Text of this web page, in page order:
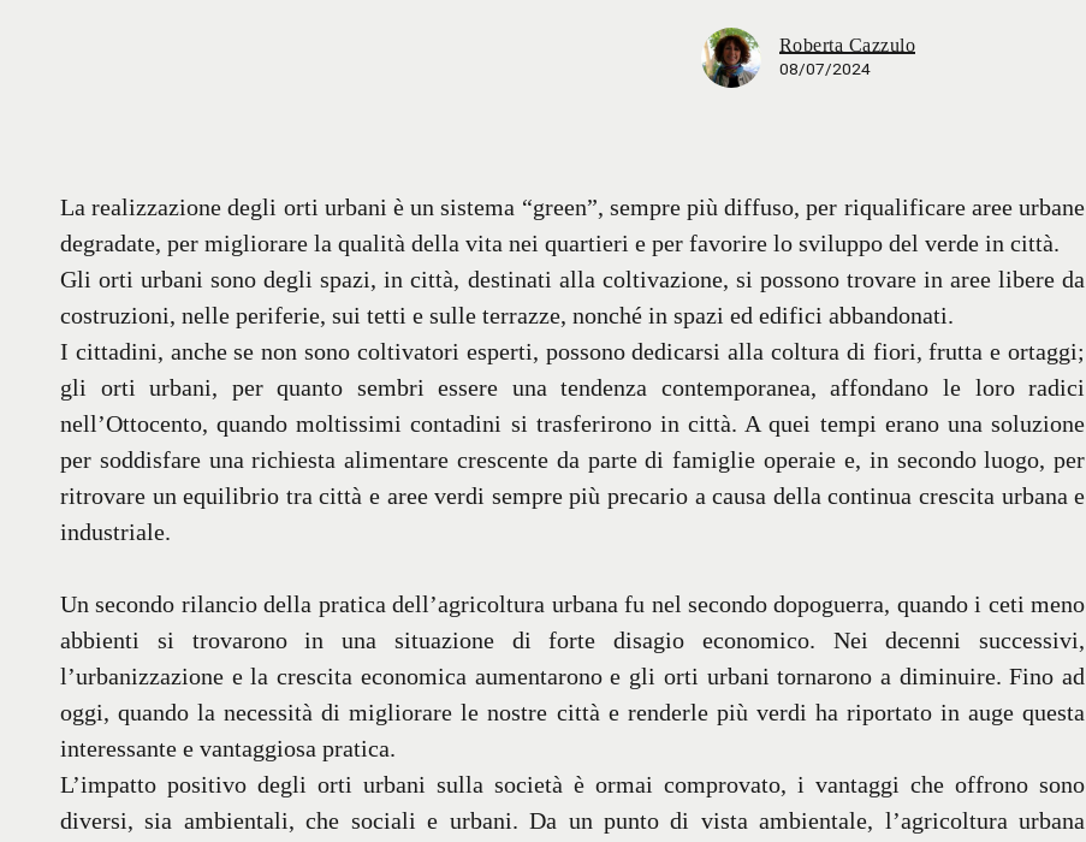
Roberta Cazzulo
08/07/2024
La realizzazione degli orti urbani è un sistema “green”, sempre più diffuso, per riqualificare aree urbane
degradate, per migliorare la qualità della vita nei quartieri e per favorire lo sviluppo del verde in città.
Gli orti urbani sono degli spazi, in città, destinati alla coltivazione, si possono trovare in aree libere da
costruzioni, nelle periferie, sui tetti e sulle terrazze, nonché in spazi ed edifici abbandonati.
I cittadini, anche se non sono coltivatori esperti, possono dedicarsi alla coltura di fiori, frutta e ortaggi;
gli orti urbani, per quanto sembri essere una tendenza contemporanea, affondano le loro radici
nell’Ottocento, quando moltissimi contadini si trasferirono in città. A quei tempi erano una soluzione
per soddisfare una richiesta alimentare crescente da parte di famiglie operaie e, in secondo luogo, per
ritrovare un equilibrio tra città e aree verdi sempre più precario a causa della continua crescita urbana e
industriale.
Un secondo rilancio della pratica dell’agricoltura urbana fu nel secondo dopoguerra, quando i ceti meno
abbienti si trovarono in una situazione di forte disagio economico. Nei decenni successivi,
l’urbanizzazione e la crescita economica aumentarono e gli orti urbani tornarono a diminuire. Fino ad
oggi, quando la necessità di migliorare le nostre città e renderle più verdi ha riportato in auge questa
interessante e vantaggiosa pratica.
L’impatto positivo degli orti urbani sulla società è ormai comprovato, i vantaggi che offrono sono
diversi, sia ambientali, che sociali e urbani. Da un punto di vista ambientale, l’agricoltura urbana